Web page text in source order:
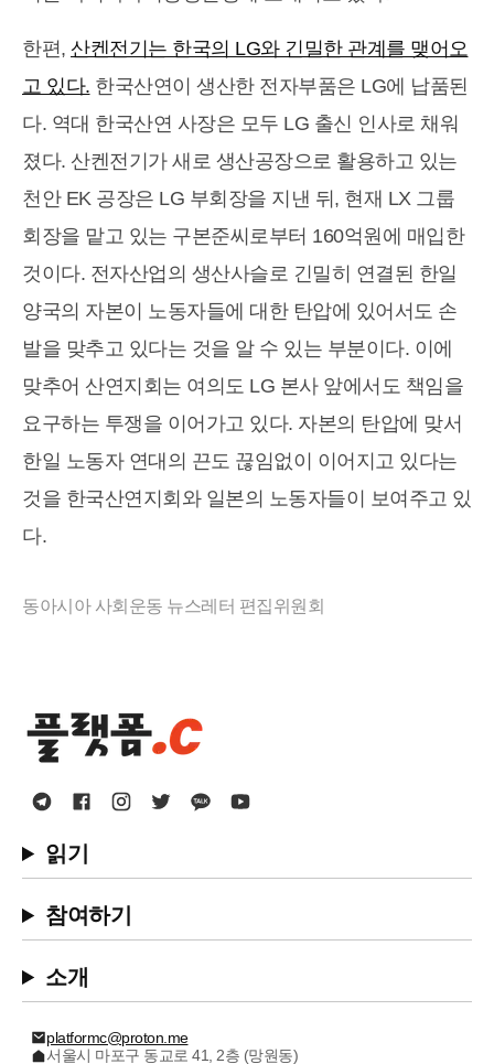
한편, 산켄전기는 한국의 LG와 긴밀한 관계를 맺어오
고 있다. 한국산연이 생산한 전자부품은 LG에 납품된
다. 역대 한국산연 사장은 모두 LG 출신 인사로 채워
졌다. 산켄전기가 새로 생산공장으로 활용하고 있는
천안 EK 공장은 LG 부회장을 지낸 뒤, 현재 LX 그룹
회장을 맡고 있는 구본준씨로부터 160억원에 매입한
것이다. 전자산업의 생산사슬로 긴밀히 연결된 한일
양국의 자본이 노동자들에 대한 탄압에 있어서도 손
발을 맞추고 있다는 것을 알 수 있는 부분이다. 이에
맞추어 산연지회는 여의도 LG 본사 앞에서도 책임을
요구하는 투쟁을 이어가고 있다. 자본의 탄압에 맞서
한일 노동자 연대의 끈도 끊임없이 이어지고 있다는
것을 한국산연지회와 일본의 노동자들이 보여주고 있
다.
동아시아 사회운동 뉴스레터 편집위원회
읽기
참여하기
소개
platformc@proton.me
서울시 마포구 동교로 41, 2층 (망원동)